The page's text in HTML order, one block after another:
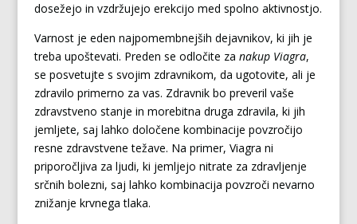
dosežejo in vzdržujejo erekcijo med spolno aktivnostjo.
Varnost je eden najpomembnejših dejavnikov, ki jih je
treba upoštevati. Preden se odločite za nakup Viagra,
se posvetujte s svojim zdravnikom, da ugotovite, ali je
zdravilo primerno za vas. Zdravnik bo preveril vaše
zdravstveno stanje in morebitna druga zdravila, ki jih
jemljete, saj lahko določene kombinacije povzročijo
resne zdravstvene težave. Na primer, Viagra ni
priporočljiva za ljudi, ki jemljejo nitrate za zdravljenje
srčnih bolezni, saj lahko kombinacija povzroči nevarno
znižanje krvnega tlaka.